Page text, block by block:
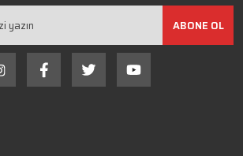
ABONE OL